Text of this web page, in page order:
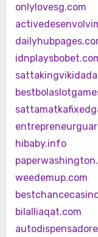
onlylovesg.com
hibaby.info
weedemup.com
bilalliaqat.com